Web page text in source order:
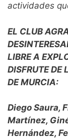
actividades
EL CLUB
LIBRE A
DISFRUTE DE
DE MURCIA:
Diego Saura,
Martínez,
Hernández,